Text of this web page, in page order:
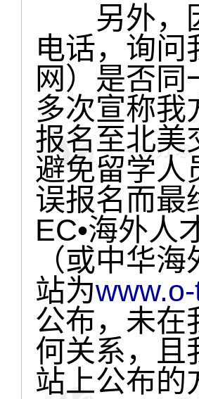
另外，因
电话，询问
网）是否
多次宣称我
报名至北美
避免留学人
误报名而最
EC•海外人
（或中华
站为
公布，未在
何关系，且
站上公布的